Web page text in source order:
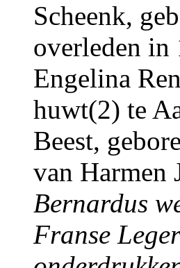
Scheenk,
overleden in
Engelina
huwt(2) te
Beest,
van Harmen
Bernardus
Franse